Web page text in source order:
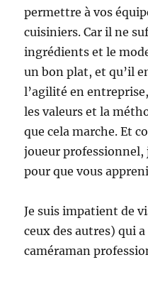
permettre à vos
cuisiniers. Car il ne
ingrédients et le
un bon plat, et qu’il
l’agilité en entreprise,
les valeurs et la
que cela marche. Et
joueur professionnel,
pour que vous
Je suis impatient de
ceux des autres) qui
caméraman